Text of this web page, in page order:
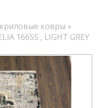
ковры »
16655 , LIGHT GREY